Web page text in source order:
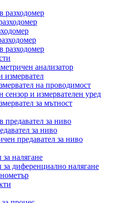
разходомер
разходомер
анализатор
измервател
на проводимост
сензор и измервателен уред
за мътност
предавател за ниво
за ниво
предавател за ниво
за налягане
за диференциално налягане